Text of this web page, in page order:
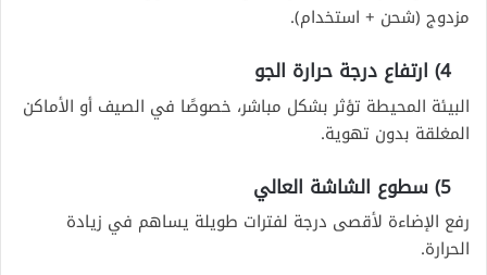
مزدوج (شحن + استخدام).
4) ارتفاع درجة حرارة الجو
البيئة المحيطة تؤثر بشكل مباشر، خصوصًا في الصيف أو الأماكن
المغلقة بدون تهوية.
5) سطوع الشاشة العالي
رفع الإضاءة لأقصى درجة لفترات طويلة يساهم في زيادة
الحرارة.